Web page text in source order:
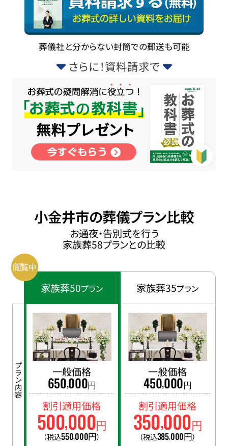
葬儀社と分からない封筒での郵送も可能
さらに！資料請求で
小金井市の葬儀プラン比較
お通夜・告別式を行う
家族葬58プランとの比較
プラン内容
家族葬50プラン
一般価格
650,000円
割引適用価格
500,000円
（税込550,000円）
家族葬35プラン
一般価格
450,000円
割引適用価格
350,000円
（税込385,000円）